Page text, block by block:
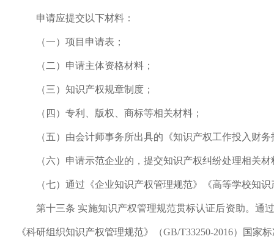
申请应提交以下材料：
（一）项目申请表；
（二）申请主体资格材料；
（三）知识产权规章制度；
（四）专利、版权、商标等相关材料；
（五）由会计师事务所出具的《知识产权工作投入财务
（六）申请示范企业的，提交知识产权纠纷处理相关材
（七）通过《企业知识产权管理规范》《高等学校知识
第十三条 实施知识产权管理规范贯标认证后资助。通过
《科研组织知识产权管理规范》（GB/T33250-2016）国